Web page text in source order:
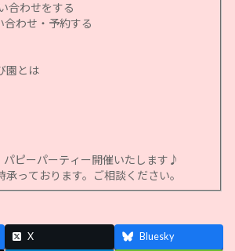
合わせをする
わせ・予約する
園とは
ピーパーティー開催いたします♪
承っております。ご相談ください。
X Bluesky